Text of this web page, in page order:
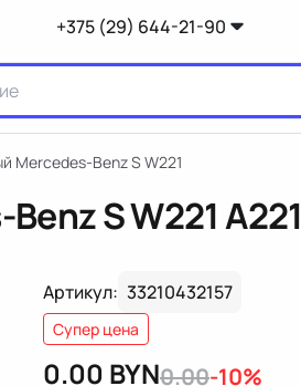
+375 (29) 644-21-90
Mercedes-Benz S W221
S W221
Артикул: 33210432157
Супер цена
0.00 BYN0.00-10%